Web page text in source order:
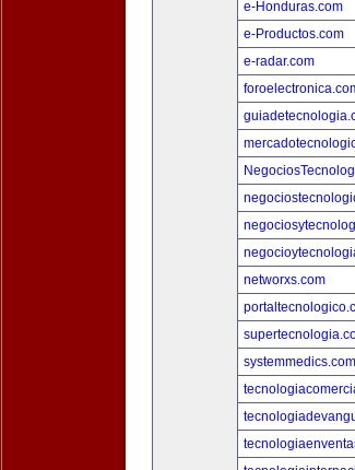
e-Honduras.com
e-Productos.com
e-radar.com
networxs.com
systemmedics.com